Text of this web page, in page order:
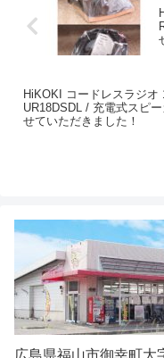
HiKOKI コードレスラジオ
UR18DSDL / 充電式スピ
せていただきました！